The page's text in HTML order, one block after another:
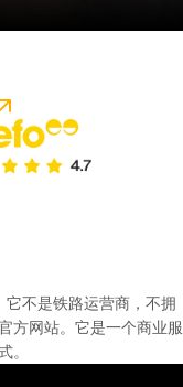
不是铁路运营商，不拥
方网站。它是一个商业服
。